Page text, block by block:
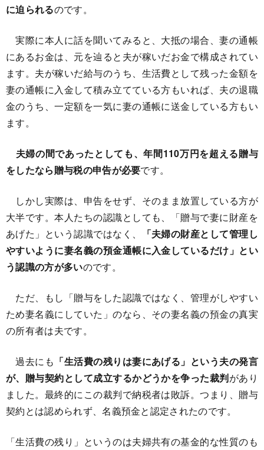
に迫られるのです。
実際に本人に話を聞いてみると、大抵の場合、妻の通帳
にあるお金は、元を辿ると夫が稼いだお金で構成されてい
ます。夫が稼いだ給与のうち、生活費として残った金額を
妻の通帳に入金して積み立てている方もいれば、夫の退職
金のうち、一定額を一気に妻の通帳に送金している方もい
ます。
夫婦の間であったとしても、年間110万円を超える贈与
をしたなら贈与税の申告が必要です。
しかし実際は、申告をせず、そのまま放置している方が
大半です。本人たちの認識としても、「贈与で妻に財産を
あげた」という認識ではなく、
「夫婦の財産として管理し
やすいように妻名義の預金通帳に入金しているだけ」とい
う認識の方が多いのです。
ただ、もし「贈与をした認識ではなく、管理がしやすい
ため妻名義にしていた」のなら、その妻名義の預金の真実
の所有者は夫です。
過去にも 「生活費の残りは妻にあげる」という夫の発言
が、贈与契約として成立するかどうかを争った裁判があり
ました。最終的にこの裁判で納税者は敗訴。つまり、贈与
契約とは認められず、名義預金と認定されたのです。
「生活費の残り」というのは夫婦共有の基金的な性質のも